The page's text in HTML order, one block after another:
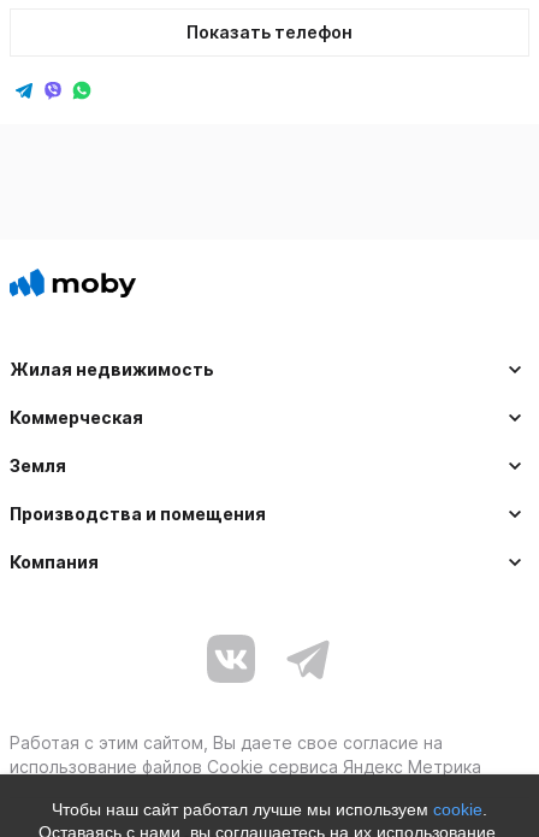
Чтобы наш сайт работал лучше мы используем cookie
Оставаясь с нами, вы соглашаетесь на их использование.
Показать телефон
Жилая недвижимость
Коммерческая
Земля
Производства и помещения
Компания
Работая с этим сайтом, Вы даете свое согласие на
использование файлов Cookie сервиса Яндекс Метрика